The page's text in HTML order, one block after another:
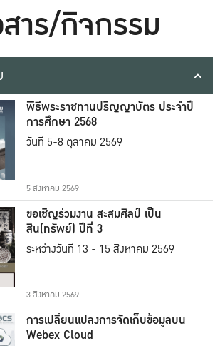
าร/กิจกรรม
พิธีพระราชทานปริญญาบัตร ประจำปี
การศึกษา 2568
วันที่ 5-8 ตุลาคม 2569
5 สิงหาคม 2569
ขอเชิญร่วมงาน สะสมศิลป์ เป็น
สิน(ทรัพย์) ปีที่ 3
ระหว่างวันที่ 13 - 15 สิงหาคม 2569
3 สิงหาคม 2569
การเปลี่ยนแปลงการจัดเก็บข้อมูลบน
Webex Cloud